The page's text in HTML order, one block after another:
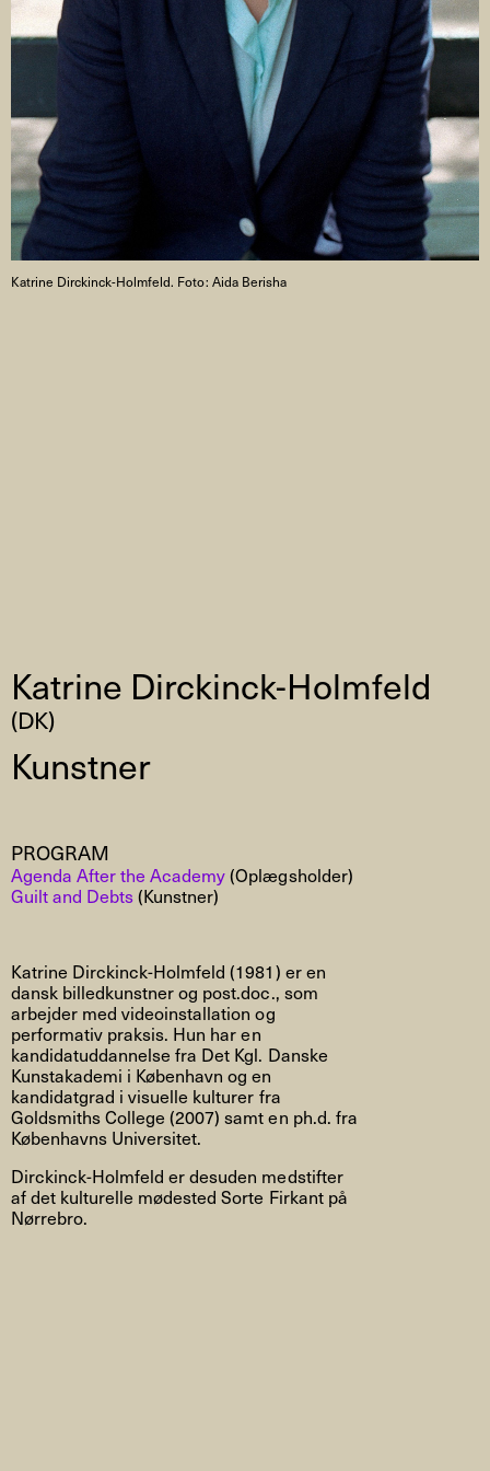
Katrine Dirckinck-Holmfeld
(DK)
Kunstner
PROGRAM
Agenda After the Academy(Oplægsholder)
Guilt and Debts(Kunstner)
Katrine Dirckinck-Holmfeld (1981) er en
dansk billedkunstner og post.doc., som
arbejder med videoinstallation og
performativ praksis. Hun har en
kandidatuddannelse fra Det Kgl. Danske
Kunstakademi i København og en
kandidatgrad i visuelle kulturer fra
Goldsmiths College (2007) samt en ph.d. fra
Københavns Universitet.
Dirckinck-Holmfeld er desuden medstifter
af det kulturelle mødested Sorte Firkant på
Nørrebro.
Katrine Dirckinck-Holmfeld. Foto: Aida Berisha